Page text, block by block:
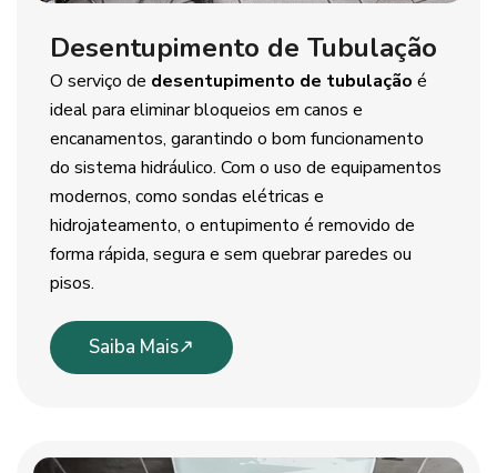
Desentupimento de Tubulação
O serviço de desentupimento de tubulação é
ideal para eliminar bloqueios em canos e
encanamentos, garantindo o bom funcionamento
do sistema hidráulico. Com o uso de equipamentos
modernos, como sondas elétricas e
hidrojateamento, o entupimento é removido de
forma rápida, segura e sem quebrar paredes ou
pisos.
Saiba Mais